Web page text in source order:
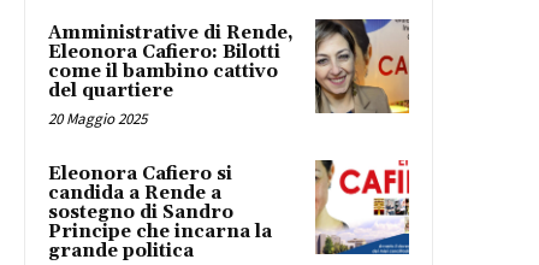
Amministrative di Rende,
Eleonora Cafiero: Bilotti
come il bambino cattivo
del quartiere
20 Maggio 2025
Eleonora Cafiero si
candida a Rende a
sostegno di Sandro
Principe che incarna la
grande politica